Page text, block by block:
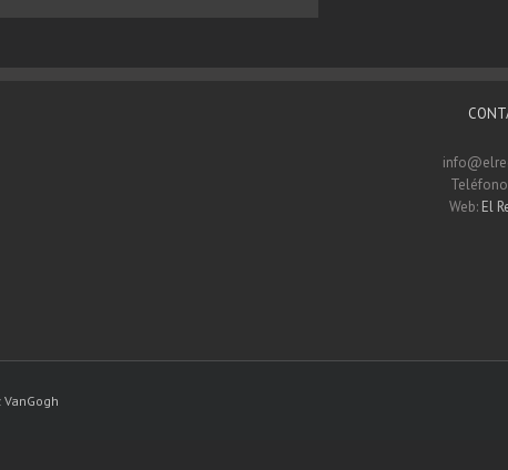
Web: El
VanGogh